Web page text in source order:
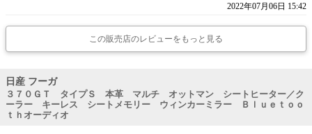
2022年07月06日 15:42
この販売店のレビューをもっと見る
日産 フーガ
３７０ＧＴ タイプＳ 本革 マルチ オットマン シートヒーター／ク
ーラー キーレス シートメモリー ウィンカーミラー Ｂｌｕｅｔｏｏ
ｔｈオーディオ